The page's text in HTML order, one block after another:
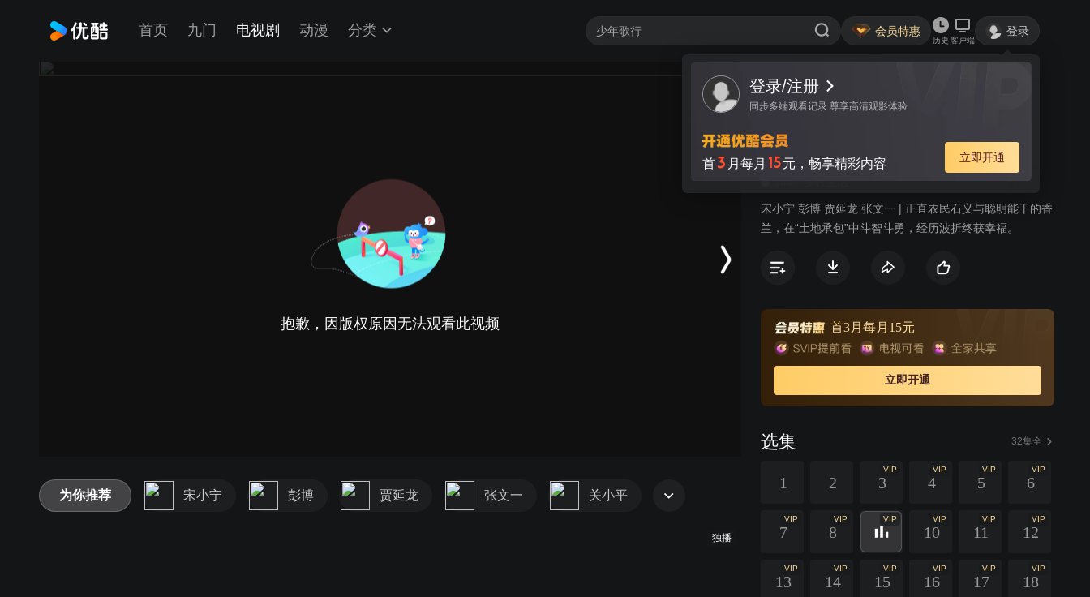
首页 九门 电视剧 动漫 分类 会员特惠
历史 客户端
登录
抱歉，因版权原因无法观看此视频
视频 讨论
石榴花开
乡村生活
宋小宁 彭博 贾延龙 张文一 | 正直农民石义与聪明能干的香
兰，在“土地承包”中斗智斗勇，经历波折终获幸福。
首3月每月15元
立即开通
选集 32集全
1 2
VIP
3
VIP
4
VIP
5
VIP
6
VIP
7
VIP
8
VIP VIP
10
VIP
11
VIP
12
VIP
13
VIP
14
VIP
15
VIP
16
VIP
17
VIP
18
为你推荐 宋小宁 彭博 贾延龙 张文一 关小平
独播